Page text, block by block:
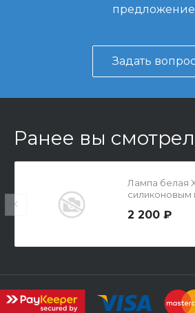
Задать
Ранее вы
Лампа белая
силиконовым
2 200 ₽